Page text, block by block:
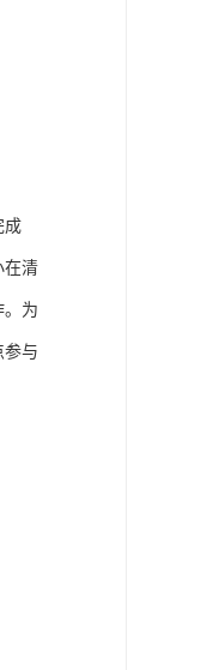
成
在清
。为
参与